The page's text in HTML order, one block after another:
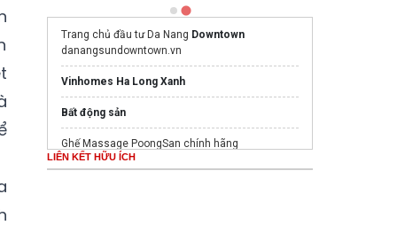
Trang chủ đầu tư Da Nang Downtown
danangsundowntown.vn
Vinhomes Ha Long Xanh
Bất động sản
Ghế Massage PoongSan chính hãng
poongsankorea.vn
LIÊN KẾT HỮU ÍCH